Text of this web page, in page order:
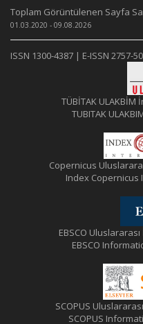
Toplam Görüntülenen Sayfa
01.03.2020 - 09.08.2026
ISSN 1300-4387 | E-ISSN 2757-
TÜBİTAK
TUBITAK
Copernicus
Index Copernicus
EBSCO
EBSCO
SCOPUS
SCOPUS